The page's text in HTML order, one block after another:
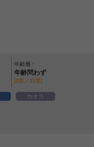
年齢層：
年齢問わず
[8票／15票]
カオス